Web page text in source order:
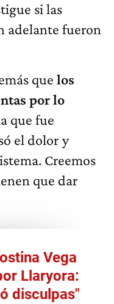
si las
adelante fueron
que los
por lo
que fue
el dolor y
Creemos
que dar
Vega
Llaryora:
disculpas"